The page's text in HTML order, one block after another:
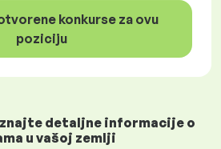
konkurse za ovu
poziciju
detaljne informacije o
u vašoj zemlji